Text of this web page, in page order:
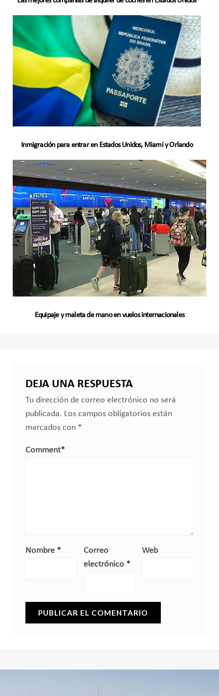
Inmigración para entrar en Estados Unidos, Miami y Orlando
Equipaje y maleta de mano en vuelos internacionales
DEJA UNA RESPUESTA
Tu dirección de correo electrónico no será
publicada. Los campos obligatorios están
marcados con *
Comment*
Nombre *
Correo
electrónico *
Web